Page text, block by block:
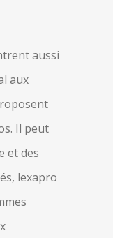
aussi
aux
Il peut
et des
lexapro